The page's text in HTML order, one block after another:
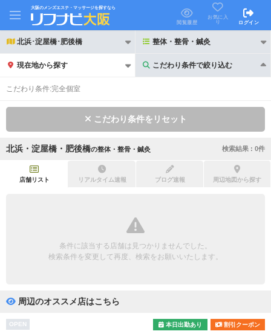
大阪のメンズエステ・マッサージを探すなら
閲覧履歴
お気に入
り
ログイン
北浜･淀屋橋･肥後橋 整体・整骨・鍼灸
現在地から探す こだわり条件で絞り込む
こだわり条件で絞り込む
初回割引あり リピーター割引あり
団体様歓迎
ペアルームあり
フットバスあり 岩盤浴あり
こだわり条件:完全個室
こだわり条件をリセット
北浜・淀屋橋・肥後橋の整体・整骨・鍼灸 検索結果 : 0件
店舗リスト リアルタイム速報 ブログ速報 周辺地図から探す
条件に該当する店舗は見つかりませんでした。
検索条件を変更して再度、検索をお願いいたします。
周辺のオススメ店はこちら
OPEN 本日出勤あり 割引クーポン